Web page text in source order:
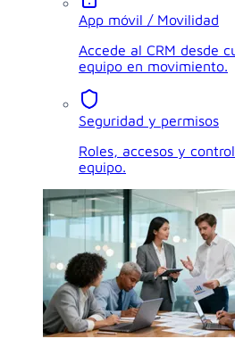
App móvil / Movilidad
Accede al CRM desde
equipo en movimiento.
Seguridad y permisos
Roles, accesos y
equipo.